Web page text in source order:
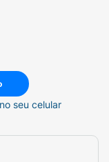
seu celular